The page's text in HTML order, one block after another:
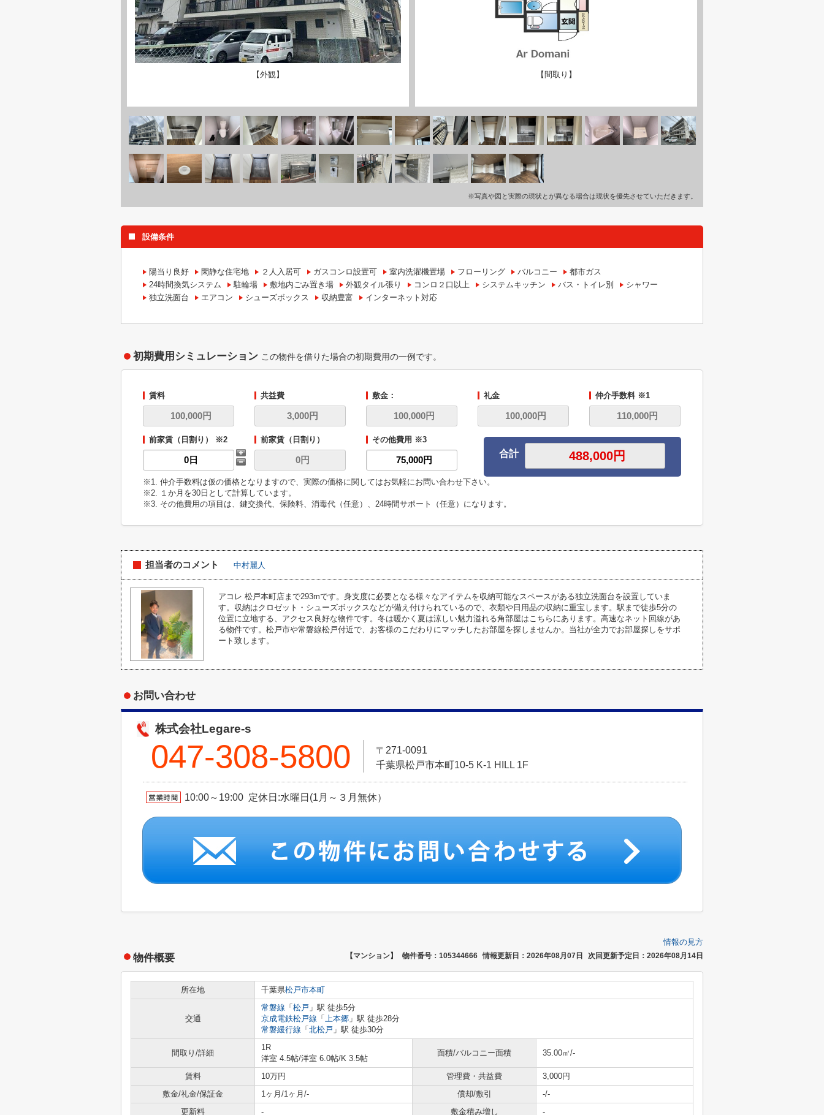
【外観】 【間取り】
※写真や図と実際の現状とが異なる場合は現状を優先させていただきます。
設備条件
陽当り良好 閑静な住宅地 ２人入居可 ガスコンロ設置可 室内洗濯機置場 フローリング バルコニー
都市ガス
24時間換気システム
駐輪場 敷地内ごみ置き場 外観タイル張り コンロ２口以上 システムキッチン バス・トイレ別
シャワー
独立洗面台
エアコン シューズボックス 収納豊富 インターネット対応
初期費用シミュレーション この物件を借りた場合の初期費用の一例です。
賃料 共益費 敷金： 礼金 仲介手数料 ※1
前家賃（日割り） ※2 前家賃（日割り） その他費用 ※3
合計
※1. 仲介手数料は仮の価格となりますので、実際の価格に関してはお気軽にお問い合わせ下さい。
※2. １か月を30日として計算しています。
※3. その他費用の項目は、鍵交換代、保険料、消毒代（任意）、24時間サポート（任意）になります。
担当者のコメント 中村麗人
アコレ 松戸本町店まで293mです。身支度に必要となる様々なアイテムを収納可能なスペースがある独立洗面台を設置していま
す。収納はクロゼット・シューズボックスなどが備え付けられているので、衣類や日用品の収納に重宝します。駅まで徒歩5分の
位置に立地する、アクセス良好な物件です。冬は暖かく夏は涼しい魅力溢れる角部屋はこちらにあります。高速なネット回線があ
る物件です。松戸市や常磐線松戸付近で、お客様のこだわりにマッチしたお部屋を探しませんか。当社が全力でお部屋探しをサポ
ート致します。
お問い合わせ
株式会社Legare-s
047-308-5800
〒271-0091
千葉県松戸市本町10-5 K-1 HILL 1F
10:00～19:00 定休日:水曜日(1月～３月無休）
情報の見方
物件概要 【マンション】 物件番号：105344666 情報更新日：2026年08月07日 次回更新予定日：2026年08月14日
所在地 千葉県松戸市本町
交通
常磐線 「 松戸 」駅 徒歩5分
京成電鉄松戸線 「 上本郷 」駅 徒歩28分
常磐緩行線 「 北松戸 」駅 徒歩30分
間取り/詳細
1R
洋室 4.5帖/洋室 6.0帖/K 3.5帖
面積/バルコニー面積 35.00㎡/-
賃料 10万円 管理費・共益費
3,000円
敷金/礼金/保証金
1ヶ月/1ヶ月/- 償却/敷引
-/-
更新料
- 敷金積み増し
-